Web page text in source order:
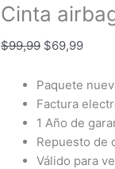
Cinta
$99,99 $69,99
Paquete
Factura
1 Año de
Repuesto de
Válido para